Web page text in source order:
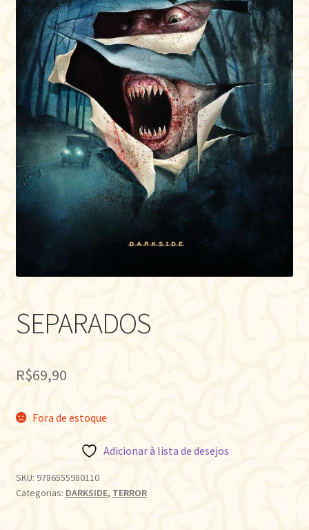
SEPARADOS
R$69,90
Fora de estoque
Adicionar à lista de desejos
SKU: 9786555980110
Categorias: DARKSIDE, TERROR